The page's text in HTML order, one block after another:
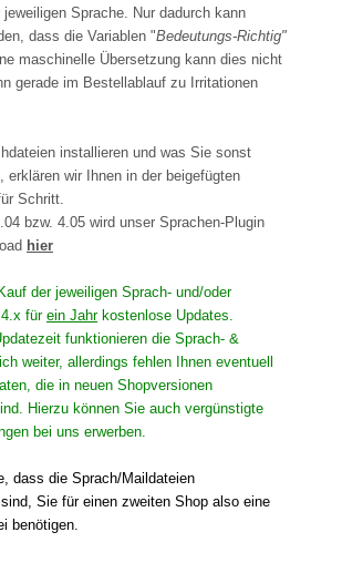
jeweiligen Sprache. Nur dadurch kann
dass die Variablen "Bedeutungs-Richtig"
maschinelle Übersetzung kann dies nicht
gerade im Bestellablauf zu Irritationen
installieren und was Sie sonst
erklären wir Ihnen in der beigefügten
Schritt.
bzw. 4.05 wird unser Sprachen-Plugin
hier
der jeweiligen Sprach- und/oder
für ein Jahrkostenlose Updates.
funktionieren die Sprach- &
weiter, allerdings fehlen Ihnen eventuell
die in neuen Shopversionen
Hierzu können Sie auch vergünstigte
bei uns erwerben.
dass die Sprach/Maildateien
Sie für einen zweiten Shop also eine
benötigen.